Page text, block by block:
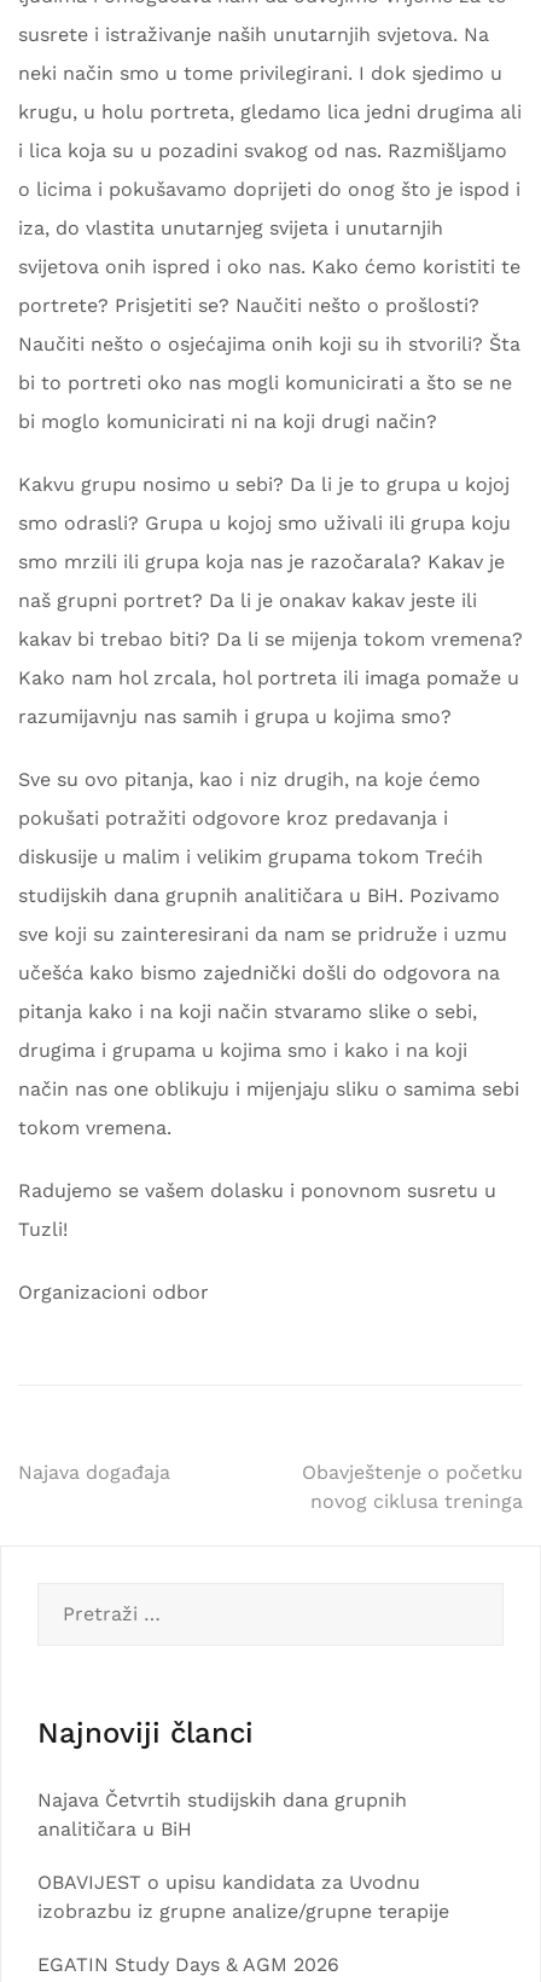
susrete i istraživanje naših unutarnjih svjetova. Na
neki način smo u tome privilegirani. I dok sjedimo u
krugu, u holu portreta, gledamo lica jedni drugima ali
i lica koja su u pozadini svakog od nas. Razmišljamo
o licima i pokušavamo doprijeti do onog što je ispod i
iza, do vlastita unutarnjeg svijeta i unutarnjih
svijetova onih ispred i oko nas. Kako ćemo koristiti te
portrete? Prisjetiti se? Naučiti nešto o prošlosti?
Naučiti nešto o osjećajima onih koji su ih stvorili? Šta
bi to portreti oko nas mogli komunicirati a što se ne
bi moglo komunicirati ni na koji drugi način?
Kakvu grupu nosimo u sebi? Da li je to grupa u kojoj
smo odrasli? Grupa u kojoj smo uživali ili grupa koju
smo mrzili ili grupa koja nas je razočarala? Kakav je
naš grupni portret? Da li je onakav kakav jeste ili
kakav bi trebao biti? Da li se mijenja tokom vremena?
Kako nam hol zrcala, hol portreta ili imaga pomaže u
razumijavnju nas samih i grupa u kojima smo?
Sve su ovo pitanja, kao i niz drugih, na koje ćemo
pokušati potražiti odgovore kroz predavanja i
diskusije u malim i velikim grupama tokom Trećih
studijskih dana grupnih analitičara u BiH. Pozivamo
sve koji su zainteresirani da nam se pridruže i uzmu
učešća kako bismo zajednički došli do odgovora na
pitanja kako i na koji način stvaramo slike o sebi,
drugima i grupama u kojima smo i kako i na koji
način nas one oblikuju i mijenjaju sliku o samima sebi
tokom vremena.
Radujemo se vašem dolasku i ponovnom susretu u
Tuzli!
Organizacioni odbor
Navigacija
Najava događaja
Obavještenje o početku
novog ciklusa treninga
Najnoviji članci
Najava Četvrtih studijskih dana grupnih
analitičara u BiH
OBAVIJEST o upisu kandidata za Uvodnu
izobrazbu iz grupne analize/grupne terapije
EGATIN Study Days & AGM 2026